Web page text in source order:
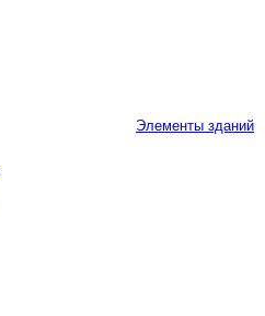
Элементы зданий